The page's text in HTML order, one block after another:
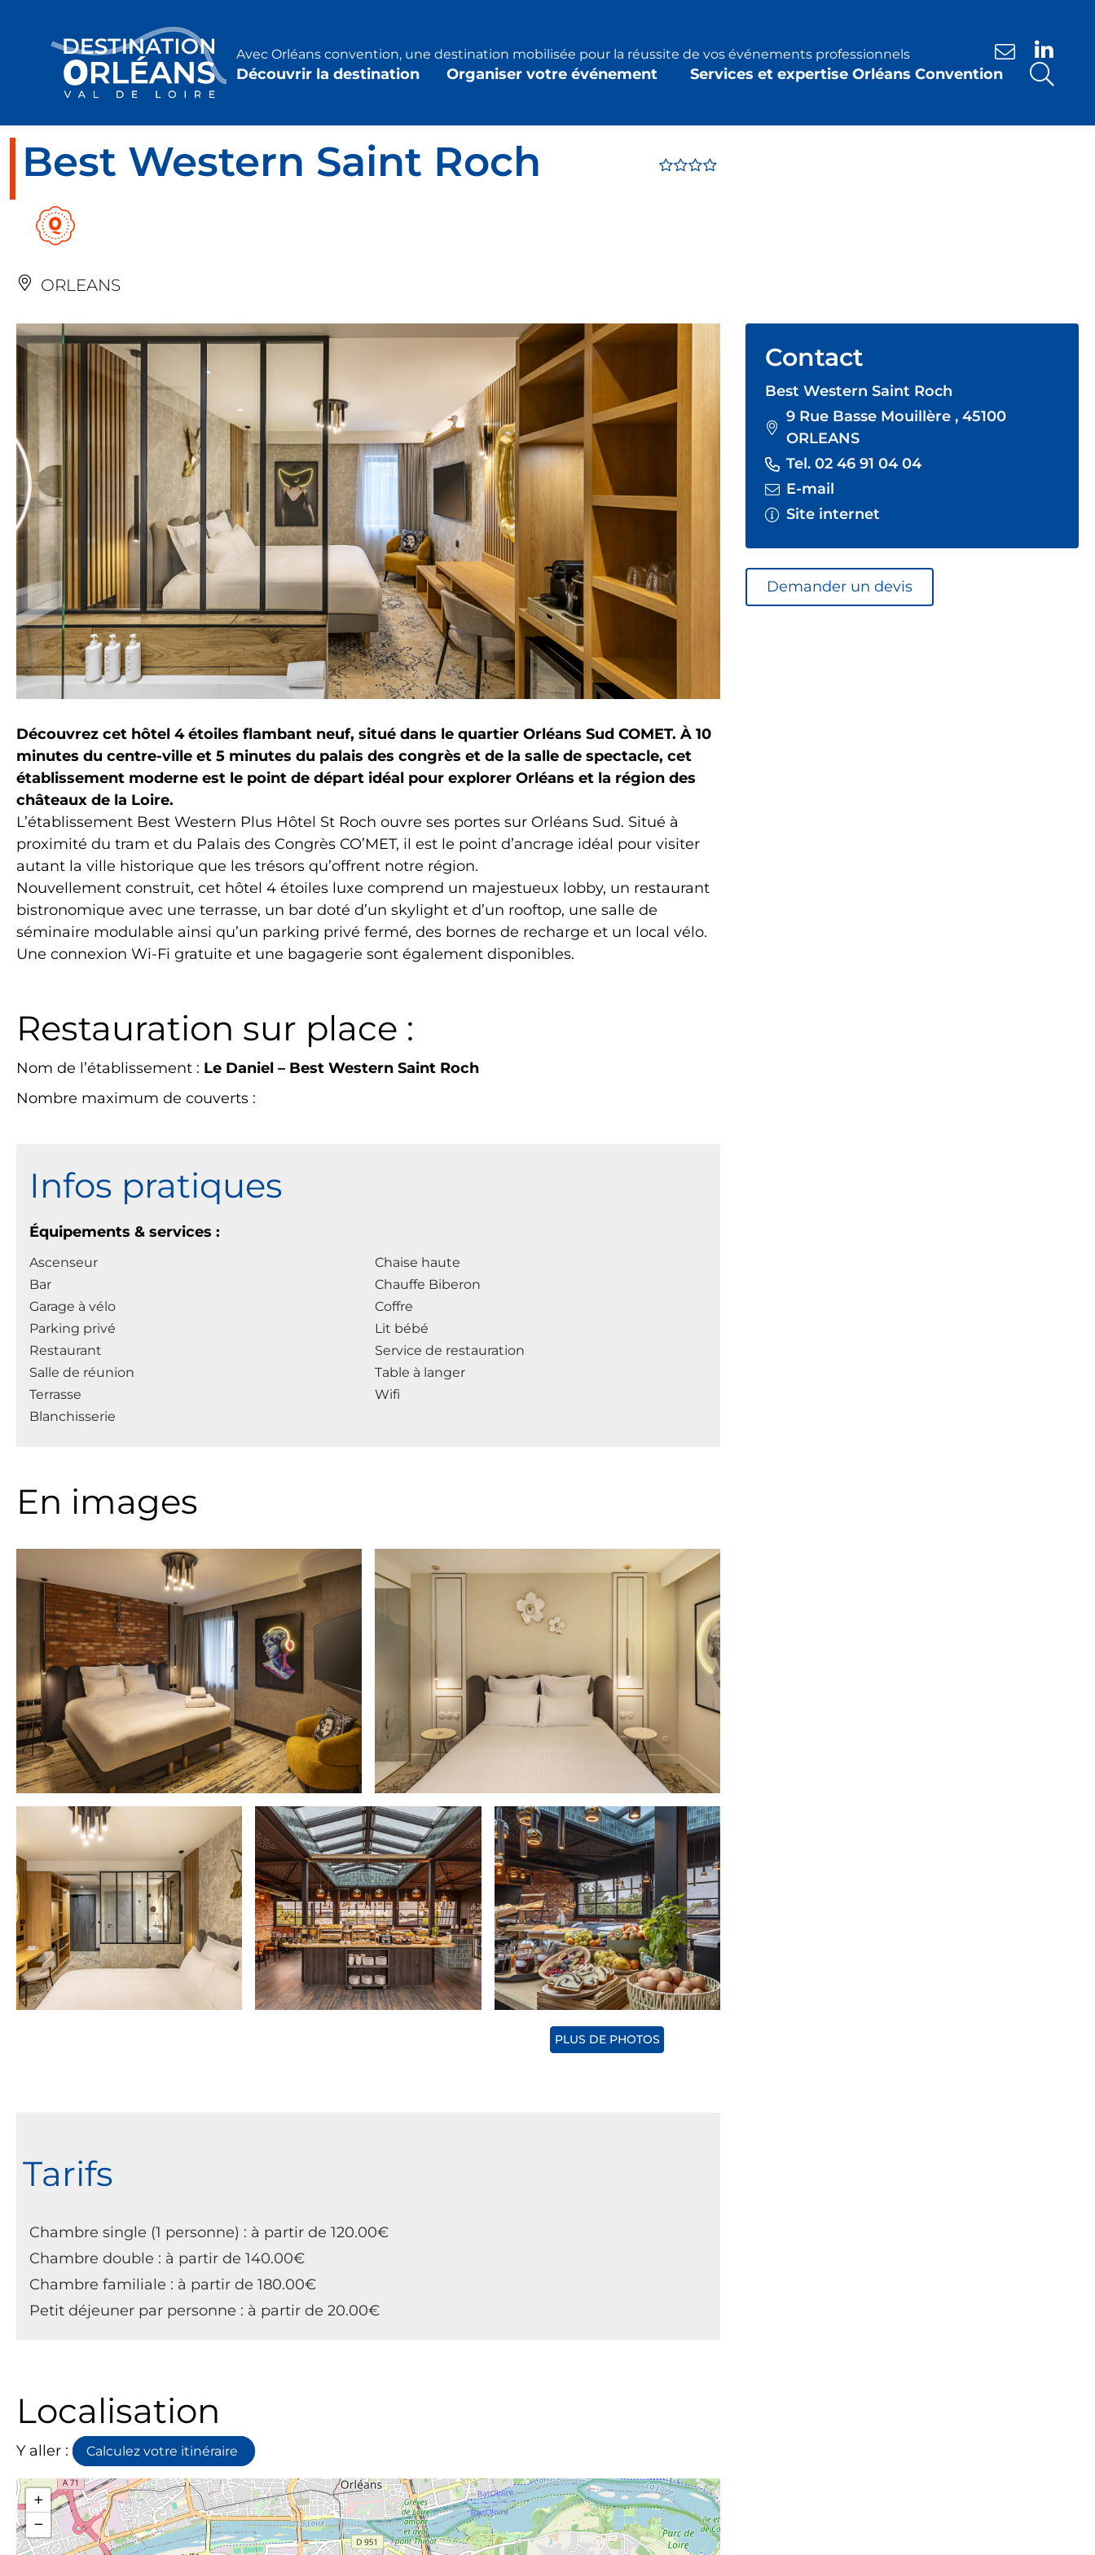
Avec Orléans convention, une destination mobilisée pour la réussite de vos événements professionnels
Nous contacter
Découvrir la destination Organiser votre événement Services et expertise Orléans Convention
Best Western Saint Roch
ORLEANS
Découvrez cet hôtel 4 étoiles flambant neuf, situé dans le quartier Orléans Sud COMET. À 10
minutes du centre-ville et 5 minutes du palais des congrès et de la salle de spectacle, cet
établissement moderne est le point de départ idéal pour explorer Orléans et la région des
châteaux de la Loire.
L’établissement Best Western Plus Hôtel St Roch ouvre ses portes sur Orléans Sud. Situé à
proximité du tram et du Palais des Congrès CO’MET, il est le point d’ancrage idéal pour visiter
autant la ville historique que les trésors qu’offrent notre région.
Nouvellement construit, cet hôtel 4 étoiles luxe comprend un majestueux lobby, un restaurant
bistronomique avec une terrasse, un bar doté d’un skylight et d’un rooftop, une salle de
séminaire modulable ainsi qu’un parking privé fermé, des bornes de recharge et un local vélo.
Une connexion Wi-Fi gratuite et une bagagerie sont également disponibles.
Restauration sur place :
Nom de l’établissement : Le Daniel – Best Western Saint Roch
Nombre maximum de couverts :
Infos pratiques
Équipements & services :
Ascenseur
Bar
Garage à vélo
Parking privé
Restaurant
Salle de réunion
Terrasse
Blanchisserie
Chaise haute
Chauffe Biberon
Coffre
Lit bébé
Service de restauration
Table à langer
Wifi
En images
PLUS DE PHOTOS
Tarifs
Chambre single (1 personne) : à partir de 120.00€
Chambre double : à partir de 140.00€
Chambre familiale : à partir de 180.00€
Petit déjeuner par personne : à partir de 20.00€
Localisation
Y aller : Calculez votre itinéraire
+
−
Contact
Best Western Saint Roch
9 Rue Basse Mouillère , 45100
ORLEANS
Tel. 02 46 91 04 04
E-mail
Site internet
Demander un devis